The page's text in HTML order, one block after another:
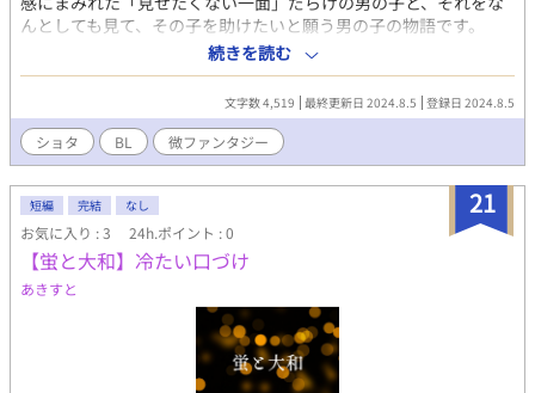
んとしても見て、その子を助けたいと願う男の子の物語です。
続きを読む
文字数 4,519 最終更新日 2024.8.5 登録日 2024.8.5
ショタ BL 微ファンタジー
21
短編 完結 なし
お気に入り : 3 24h.ポイント : 0
【蛍と大和】冷たい口づけ
あきすと